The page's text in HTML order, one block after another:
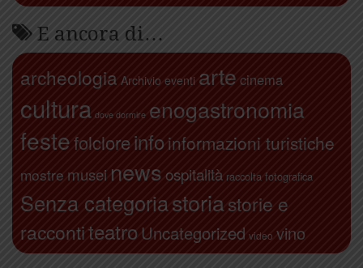
E ancora di…
archeologia Archivio eventi arte cinema
cultura dove dormire enogastronomia
festefolcloreinfo informazioni turistiche
mostre musei news ospitalità raccolta fotografica
Senza categoriastoriastorie e
raccontiteatro Uncategorized video vino